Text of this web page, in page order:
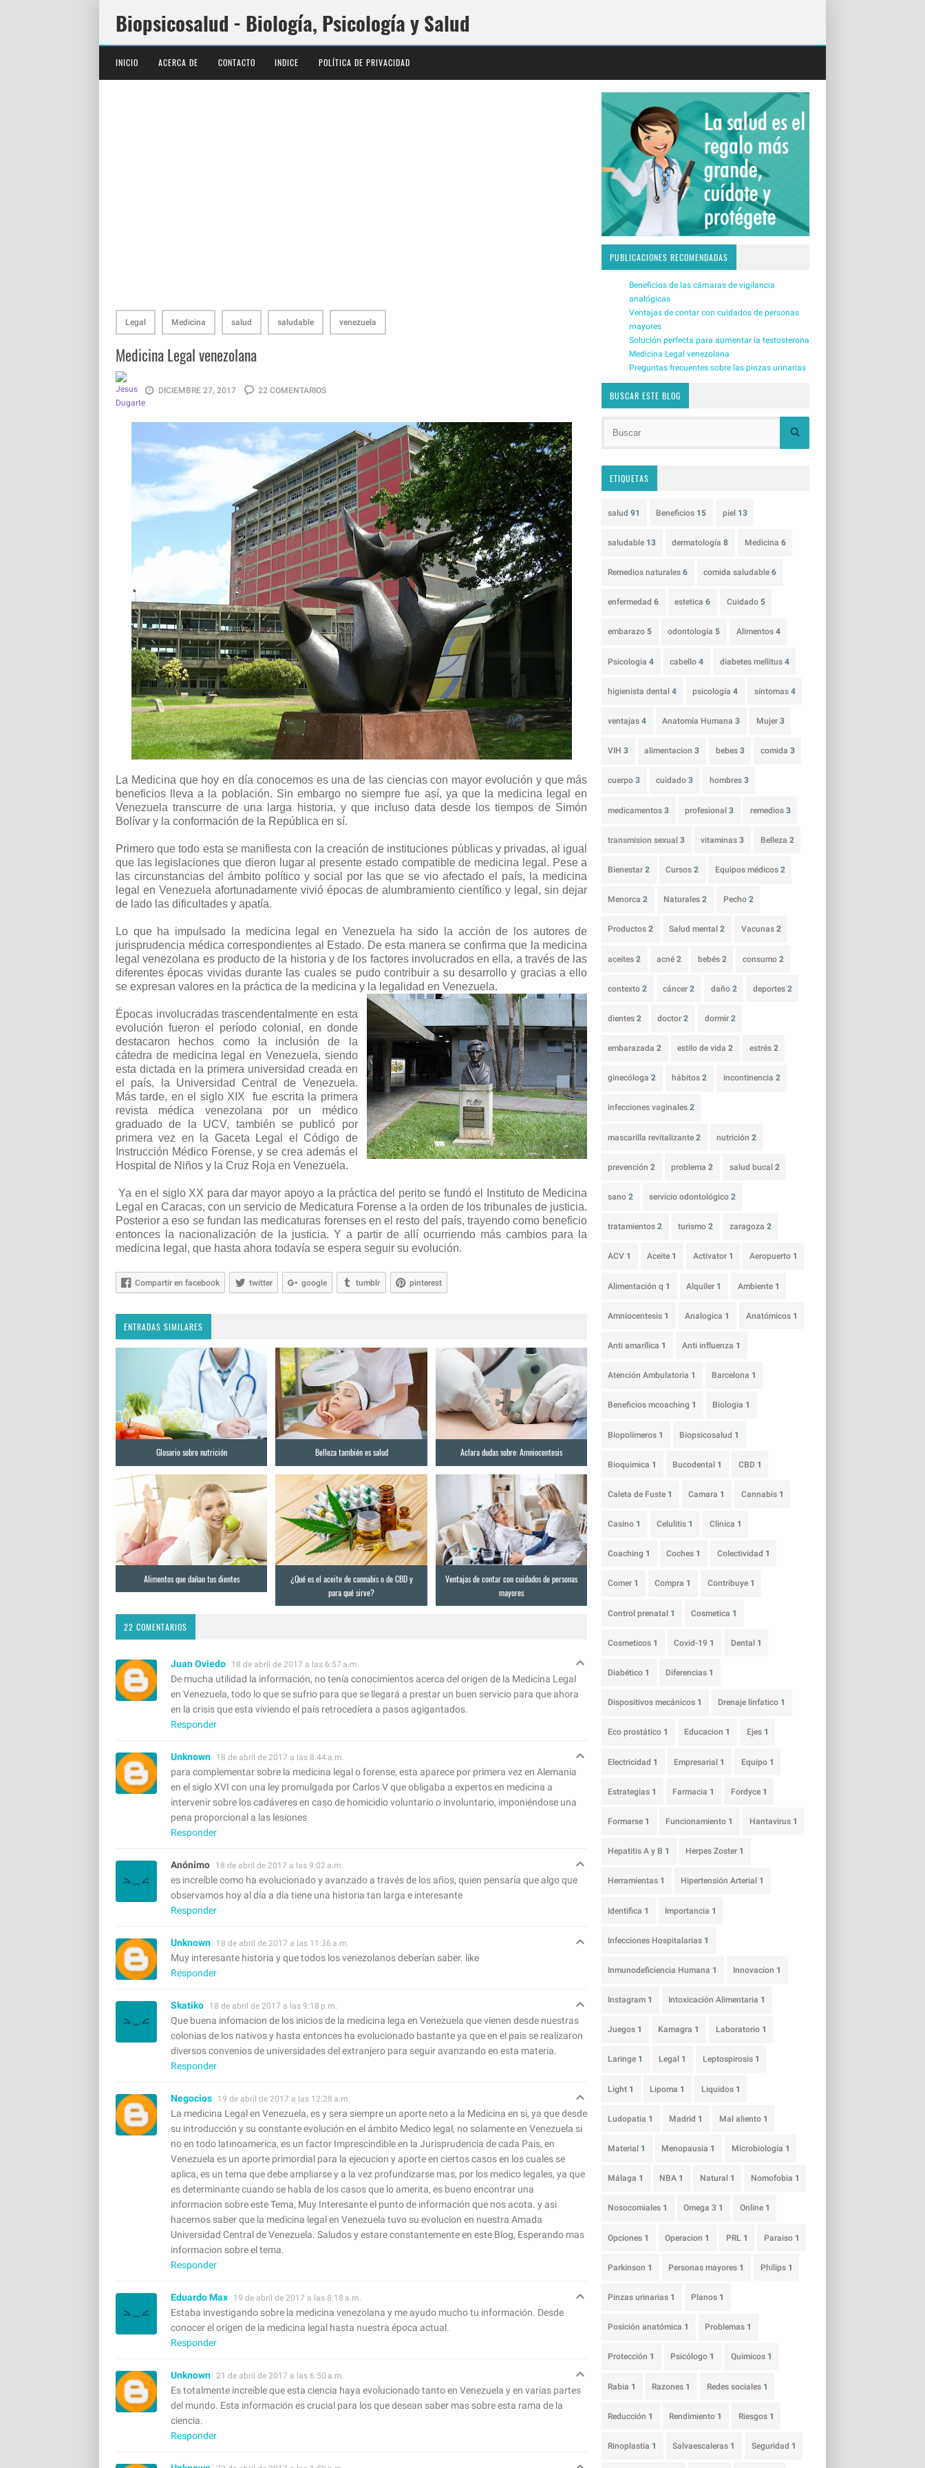
Biopsicosalud - Biología, Psicología y Salud
INICIO ACERCA DE CONTACTO INDICE POLÍTICA DE PRIVACIDAD
Legal Medicina salud saludable venezuela
Medicina Legal venezolana
DICIEMBRE 27, 2017 22 COMENTARIOS
La Medicina que hoy en día conocemos es una de las ciencias con mayor evolución y que más
beneficios lleva a la población. Sin embargo no siempre fue así, ya que la medicina legal en
Venezuela transcurre de una larga historia, y que incluso data desde los tiempos de Simón
Bolívar y la conformación de la República en sí.
Primero que todo esta se manifiesta con la creación de instituciones públicas y privadas, al igual
que las legislaciones que dieron lugar al presente estado compatible de medicina legal. Pese a
las circunstancias del ámbito político y social por las que se vio afectado el país, la medicina
legal en Venezuela afortunadamente vivió épocas de alumbramiento científico y legal, sin dejar
de lado las dificultades y apatía.
Lo que ha impulsado la medicina legal en Venezuela ha sido la acción de los autores de
jurisprudencia médica correspondientes al Estado. De esta manera se confirma que la medicina
legal venezolana es producto de la historia y de los factores involucrados en ella, a través de las
diferentes épocas vividas durante las cuales se pudo contribuir a su desarrollo y gracias a ello
se expresan valores en la práctica de la medicina y la legalidad en Venezuela.
Épocas involucradas trascendentalmente en esta
evolución fueron el período colonial, en donde
destacaron hechos como la inclusión de la
cátedra de medicina legal en Venezuela, siendo
esta dictada en la primera universidad creada en
el país, la Universidad Central de Venezuela.
Más tarde, en el siglo XIX fue escrita la primera
revista médica venezolana por un médico
graduado de la UCV, también se publicó por
primera vez en la Gaceta Legal el Código de
Instrucción Médico Forense, y se crea además el
Hospital de Niños y la Cruz Roja en Venezuela.
Ya en el siglo XX para dar mayor apoyo a la práctica del perito se fundó el Instituto de Medicina
Legal en Caracas, con un servicio de Medicatura Forense a la orden de los tribunales de justicia.
Posterior a eso se fundan las medicaturas forenses en el resto del país, trayendo como beneficio
entonces la nacionalización de la justicia. Y a partir de allí ocurriendo más cambios para la
medicina legal, que hasta ahora todavía se espera seguir su evolución.
Compartir en facebook twitter google tumblr pinterest
ENTRADAS SIMILARES
Glosario sobre nutrición Belleza también es salud Aclara dudas sobre: Amniocentesis
Alimentos que dañan tus dientes
¿Qué es el aceite de cannabis o de CBD y
para qué sirve?
Ventajas de contar con cuidados de personas
mayores
22 COMENTARIOS
Juan Oviedo 18 de abril de 2017 a las 6:57 a.m.
De mucha utilidad la información, no tenía conocimientos acerca del origen de la Medicina Legal
en Venezuela, todo lo que se sufrio para que se llegará a prestar un buen servicio para que ahora
en la crisis que esta viviendo el país retrocedíera a pasos agigantados.
Responder
Unknown 18 de abril de 2017 a las 8:44 a.m.
para complementar sobre la medicina legal o forense, esta aparece por primera vez en Alemania
en el siglo XVI con una ley promulgada por Carlos V que obligaba a expertos en medicina a
intervenir sobre los cadáveres en caso de homicidio voluntario o involuntario, imponiéndose una
pena proporcional a las lesiones
Responder
Anónimo 18 de abril de 2017 a las 9:02 a.m.
es increíble como ha evolucionado y avanzado a través de los años, quien pensaría que algo que
observamos hoy al día a día tiene una historia tan larga e interesante
Responder
Unknown 18 de abril de 2017 a las 11:36 a.m.
Muy interesante historia y que todos los venezolanos deberían saber. like
Responder
Skatiko 18 de abril de 2017 a las 9:18 p.m.
Que buena infomacion de los inicios de la medicina lega en Venezuela que vienen desde nuestras
colonias de los nativos y hasta entonces ha evolucionado bastante ya que en el pais se realizaron
diversos convenios de universidades del extranjero para seguir avanzando en esta materia.
Responder
Negocios 19 de abril de 2017 a las 12:28 a.m.
La medicina Legal en Venezuela, es y sera siempre un aporte neto a la Medicina en si, ya que desde
su introducción y su constante evolución en el ámbito Medico legal, no solamente en Venezuela si
no en todo latinoamerica, es un factor Imprescindible en la Jurisprudencia de cada Pais, en
Venezuela es un aporte primordial para la ejecucion y aporte en ciertos casos en los cuales se
aplica, es un tema que debe ampliarse y a la vez profundizarse mas, por los medico legales, ya que
es determinante cuando se habla de los casos que lo amerita, es bueno encontrar una
informacion sobre este Tema, Muy Interesante el punto de información que nos acota. y asi
hacernos saber que la medicina legal en Venezuela tuvo su evolucion en nuestra Amada
Universidad Central de Venezuela. Saludos y estare constantemente en este Blog, Esperando mas
informacion sobre el tema.
Responder
Eduardo Max 19 de abril de 2017 a las 8:18 a.m.
Estaba investigando sobre la medicina venezolana y me ayudo mucho tu información. Desde
conocer el origen de la medicina legal hasta nuestra época actual.
Responder
Unknown 21 de abril de 2017 a las 6:50 a.m.
Es totalmente increíble que esta ciencia haya evolucionado tanto en Venezuela y en varias partes
del mundo. Esta información es crucial para los que desean saber mas sobre esta rama de la
ciencia.
Responder
PUBLICACIONES RECOMENDADAS
Beneficios de las cámaras de vigilancia
analógicas
Ventajas de contar con cuidados de personas
mayores
Solución perfecta para aumentar la testosterona
Medicina Legal venezolana
Preguntas frecuentes sobre las pinzas urinarias
BUSCAR ESTE BLOG
ETIQUETAS
salud91 Beneficios 15 piel 13
saludable 13 dermatología8 Medicina 6
Remedios naturales6 comida saludable6
enfermedad6 estetica6 Cuidado 5
embarazo 5 odontología 5 Alimentos 4
Psicologia4 cabello4 diabetes mellitus 4
higienista dental4 psicología4 síntomas 4
ventajas4 Anatomía Humana3 Mujer 3
VIH3 alimentacion3 bebes 3 comida 3
cuerpo3 cuidado3 hombres 3
medicamentos3 profesional3 remedios 3
transmision sexual3 vitaminas3 Belleza 2
Bienestar2 Cursos2 Equipos médicos 2
Menorca2 Naturales2 Pecho 2
Productos2 Salud mental2 Vacunas 2
aceites2 acné2 bebés 2 consumo 2
contexto2 cáncer2 daño 2 deportes 2
dientes2 doctor2 dormir 2
embarazada2 estilo de vida2 estrés 2
ginecóloga2 hábitos2 incontinencia 2
infecciones vaginales2
mascarilla revitalizante2 nutrición2
prevención2 problema2 salud bucal 2
sano2 servicio odontológico2
tratamientos2 turismo2 zaragoza 2
ACV 1 Aceite 1 Activator 1 Aeropuerto 1
Alimentación q 1 Alquiler 1 Ambiente 1
Amniocentesis 1 Analogica 1 Anatómicos 1
Anti amarílica 1 Anti influenza 1
Atención Ambulatoria 1 Barcelona 1
Beneficios mcoaching 1 Biologia 1
Biopolímeros 1 Biopsicosalud 1
Bioquimica 1 Bucodental 1 CBD 1
Caleta de Fuste 1 Camara 1 Cannabis 1
Casino 1 Celulitis 1 Clinica 1
Coaching 1 Coches 1 Colectividad 1
Comer 1 Compra 1 Contribuye 1
Control prenatal 1 Cosmetica 1
Cosmeticos 1 Covid-19 1 Dental 1
Diabético 1 Diferencias 1
Dispositivos mecánicos 1 Drenaje linfatico 1
Eco prostático 1 Educacion 1 Ejes 1
Electricidad 1 Empresarial 1 Equipo 1
Estrategias 1 Farmacia 1 Fordyce 1
Formarse 1 Funcionamiento 1 Hantavirus 1
Hepatitis A y B 1 Herpes Zoster 1
Herramientas 1 Hipertensión Arterial 1
Identifica 1 Importancia 1
Infecciones Hospitalarias 1
Inmunodeficiencia Humana 1 Innovacion 1
Instagram 1 Intoxicación Alimentaria 1
Juegos 1 Kamagra 1 Laboratorio 1
Laringe 1 Legal 1 Leptospirosis 1
Light 1 Lipoma 1 Liquidos 1
Ludopatia 1 Madrid 1 Mal aliento 1
Material 1 Menopausia 1 Microbiología 1
Málaga 1 NBA 1 Natural 1 Nomofobia 1
Nosocomiales 1 Omega 3 1 Online 1
Opciones 1 Operacion 1 PRL 1 Paraiso 1
Parkinson 1 Personas mayores 1 Philips 1
Pinzas urinarias 1 Planos 1
Posición anatómica 1 Problemas 1
Protección 1 Psicólogo 1 Quimicos 1
Rabia 1 Razones 1 Redes sociales 1
Reducción 1 Rendimiento 1 Riesgos 1
Rinoplastia 1 Salvaescaleras 1 Seguridad 1